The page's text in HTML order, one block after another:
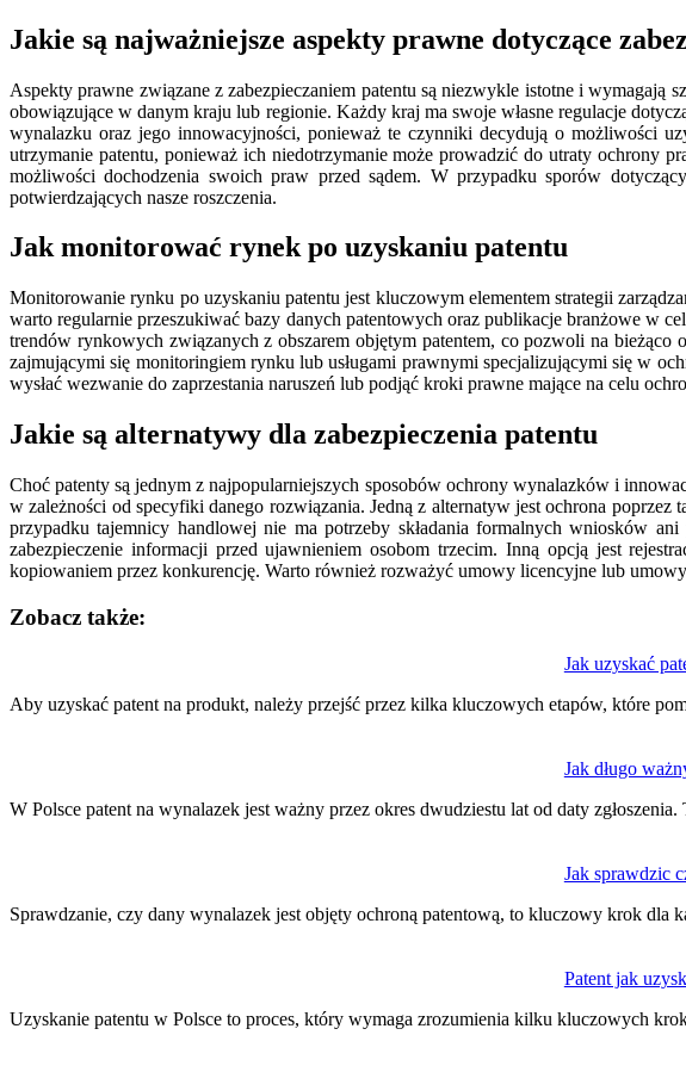
Jakie są najważniejsze aspekty prawne dotyczące
Aspekty prawne związane z zabezpieczaniem patentu są niezwykle istotne i wymagają
obowiązujące w danym kraju lub regionie. Każdy kraj ma swoje własne regulacje
wynalazku oraz jego innowacyjności, ponieważ te czynniki decydują o możliwości
utrzymanie patentu, ponieważ ich niedotrzymanie może prowadzić do utraty ochrony
możliwości dochodzenia swoich praw przed sądem. W przypadku sporów
potwierdzających nasze roszczenia.
Jak monitorować rynek po uzyskaniu patentu
Monitorowanie rynku po uzyskaniu patentu jest kluczowym elementem strategii
warto regularnie przeszukiwać bazy danych patentowych oraz publikacje branżowe w
trendów rynkowych związanych z obszarem objętym patentem, co pozwoli na bieżąco
zajmującymi się monitoringiem rynku lub usługami prawnymi specjalizującymi się w
wysłać wezwanie do zaprzestania naruszeń lub podjąć kroki prawne mające na celu
Jakie są alternatywy dla zabezpieczenia patentu
Choć patenty są jednym z najpopularniejszych sposobów ochrony wynalazków i
w zależności od specyfiki danego rozwiązania. Jedną z alternatyw jest ochrona
przypadku tajemnicy handlowej nie ma potrzeby składania formalnych wniosków
zabezpieczenie informacji przed ujawnieniem osobom trzecim. Inną opcją jest
kopiowaniem przez konkurencję. Warto również rozważyć umowy licencyjne lub
Zobacz także:
Jak uzyskać
Aby uzyskać patent na produkt, należy przejść przez kilka kluczowych etapów, które
Jak długo
W Polsce patent na wynalazek jest ważny przez okres dwudziestu lat od daty
Jak sprawdzic
Sprawdzanie, czy dany wynalazek jest objęty ochroną patentową, to kluczowy krok dla
Patent jak
Uzyskanie patentu w Polsce to proces, który wymaga zrozumienia kilku kluczowych
wpisu